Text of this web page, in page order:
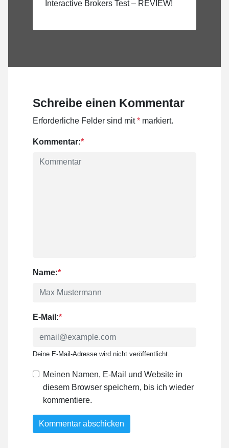
Interactive Brokers Test – REVIEW!
Schreibe einen Kommentar
Erforderliche Felder sind mit* markiert.
Kommentar:*
Name:*
E-Mail:*
Deine E-Mail-Adresse wird nicht veröffentlicht.
Meinen Namen, E-Mail und Website in
diesem Browser speichern, bis ich wieder
kommentiere.